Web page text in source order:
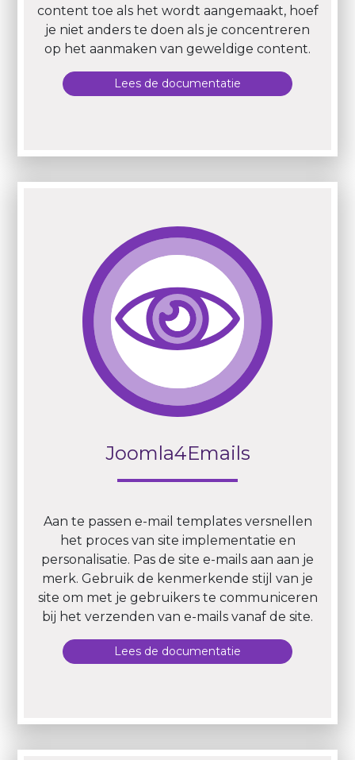
content toe als het wordt aangemaakt, hoef
je niet anders te doen als je concentreren
op het aanmaken van geweldige content.
Lees de documentatie
Joomla4Emails
Aan te passen e-mail templates versnellen
het proces van site implementatie en
personalisatie. Pas de site e-mails aan aan je
merk. Gebruik de kenmerkende stijl van je
site om met je gebruikers te communiceren
bij het verzenden van e-mails vanaf de site.
Lees de documentatie